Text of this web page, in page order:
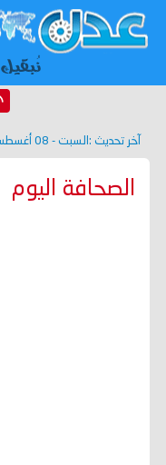
آخر تحديث : السبت - 08 أغسطس 2026 - 12:00 م
الصحافة اليوم